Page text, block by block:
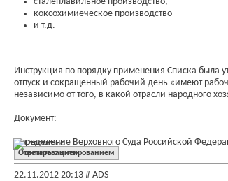
коксохимиеческое производство
и т.д.
Инструкция по порядку применения Списка была
отпуск и сокращенный рабочий день «имеют
независимо от того, в какой отрасли народного
Документ:
Определение Верховного Суда Российской
Ответить с цитированием
22.11.2012 20:13 # ADS